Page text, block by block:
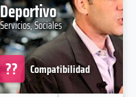
Deportivo
Servicios, Sociales
Compatibilidad
??